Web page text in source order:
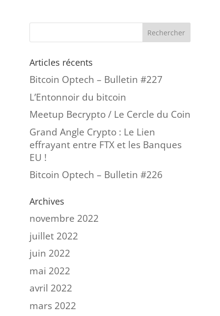
Articles récents
Bitcoin Optech – Bulletin #227
L’Entonnoir du bitcoin
Meetup Becrypto / Le Cercle du Coin
Grand Angle Crypto : Le Lien
effrayant entre FTX et les Banques
EU !
Bitcoin Optech – Bulletin #226
Archives
novembre 2022
juillet 2022
juin 2022
mai 2022
avril 2022
mars 2022